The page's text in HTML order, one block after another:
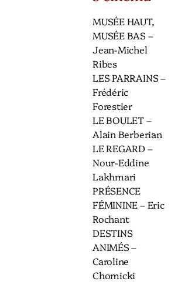
MUSÉE HAUT,
MUSÉE BAS –
Jean-Michel
Ribes
LES PARRAINS –
Frédéric
Forestier
LE BOULET –
Alain Berberian
LE REGARD –
Nour-Eddine
Lakhmari
PRÉSENCE
FÉMININE – Eric
Rochant
DESTINS
ANIMÉS –
Caroline
Chomicki